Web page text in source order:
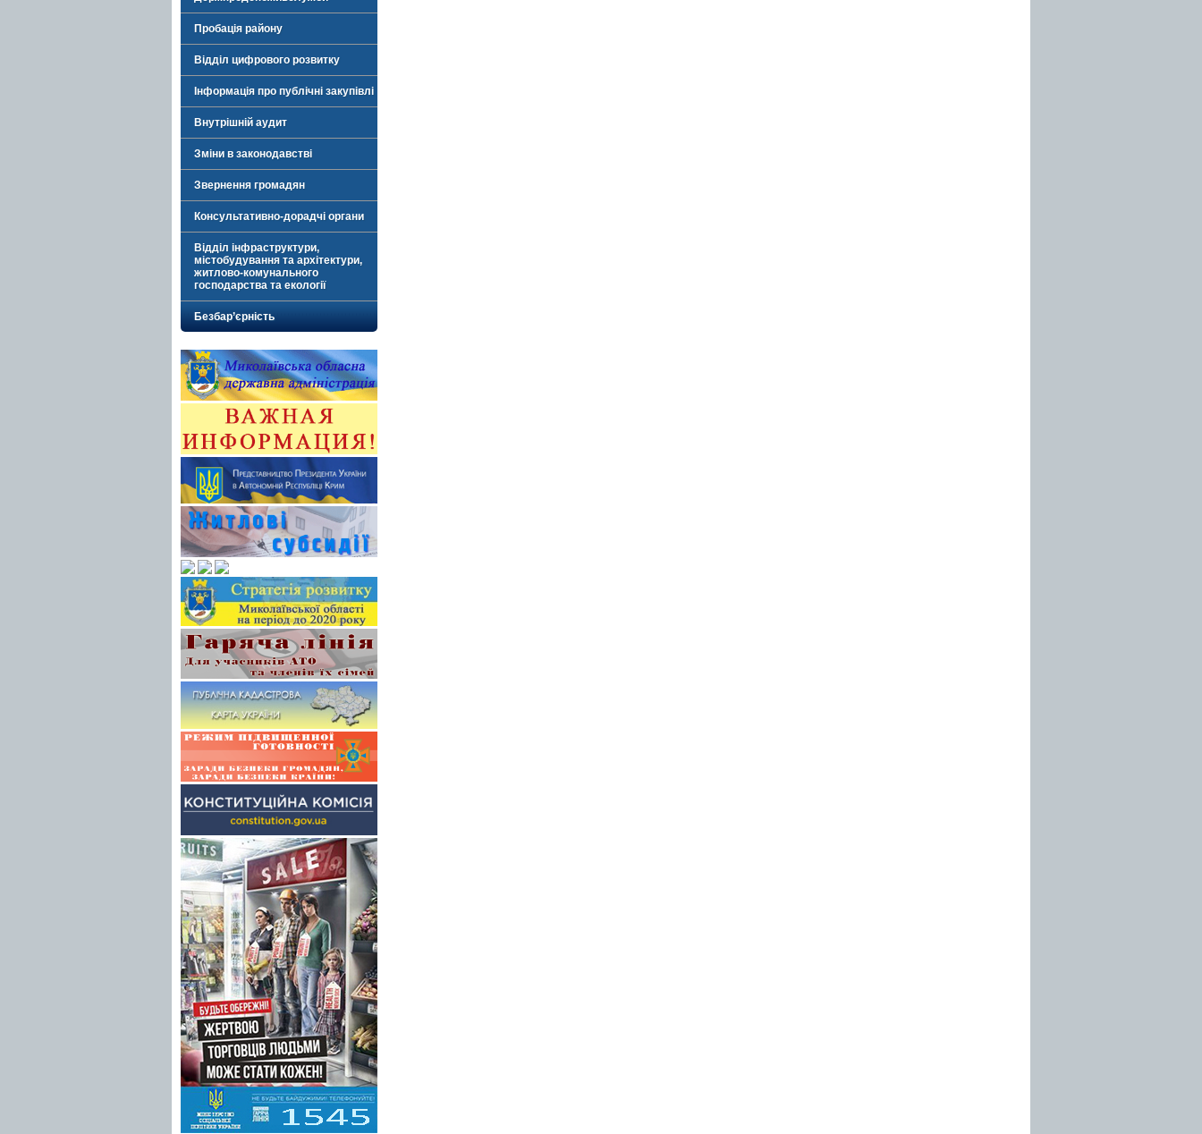
Пробація району
Відділ цифрового розвитку
Інформація про публічні закупівлі
Внутрішній аудит
Зміни в законодавстві
Звернення громадян
Консультативно-дорадчі органи
Відділ інфраструктури,
містобудування та архітектури,
житлово-комунального
господарства та екології
Безбар’єрність